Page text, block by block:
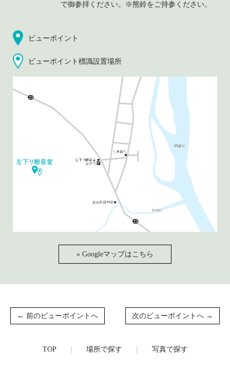
で御参拝ください。※熊鈴をご持参ください。
ビューポイント
ビューポイント標識設置場所
» Googleマップはこちら
← 前のビューポイントへ 次のビューポイントへ →
TOP 場所で探す 写真で探す